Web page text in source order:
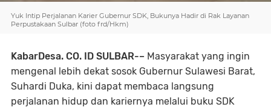
Yuk Intip Perjalanan Karier Gubernur SDK, Bukunya Hadir di Rak Layanan
Perpustakaan Sulbar (foto frd/Hkm)
KabarDesa. CO. ID SULBAR-– Masyarakat yang ingin
mengenal lebih dekat sosok Gubernur Sulawesi Barat,
Suhardi Duka, kini dapat membaca langsung
perjalanan hidup dan kariernya melalui buku SDK